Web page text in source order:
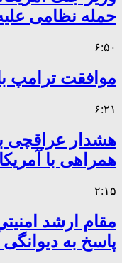
حمله نظامی
۶:۵۰
موافقت ترامپ
۶:۲۱
هشدار عراقچی
همراهی با آمریکا
۲:۱۵
مقام ارشد
پاسخ به دیوانگی